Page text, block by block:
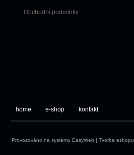
Obchodní podmínky
home e-shop kontakt
Provozováno na systému EasyWeb | Tvorba eshopu